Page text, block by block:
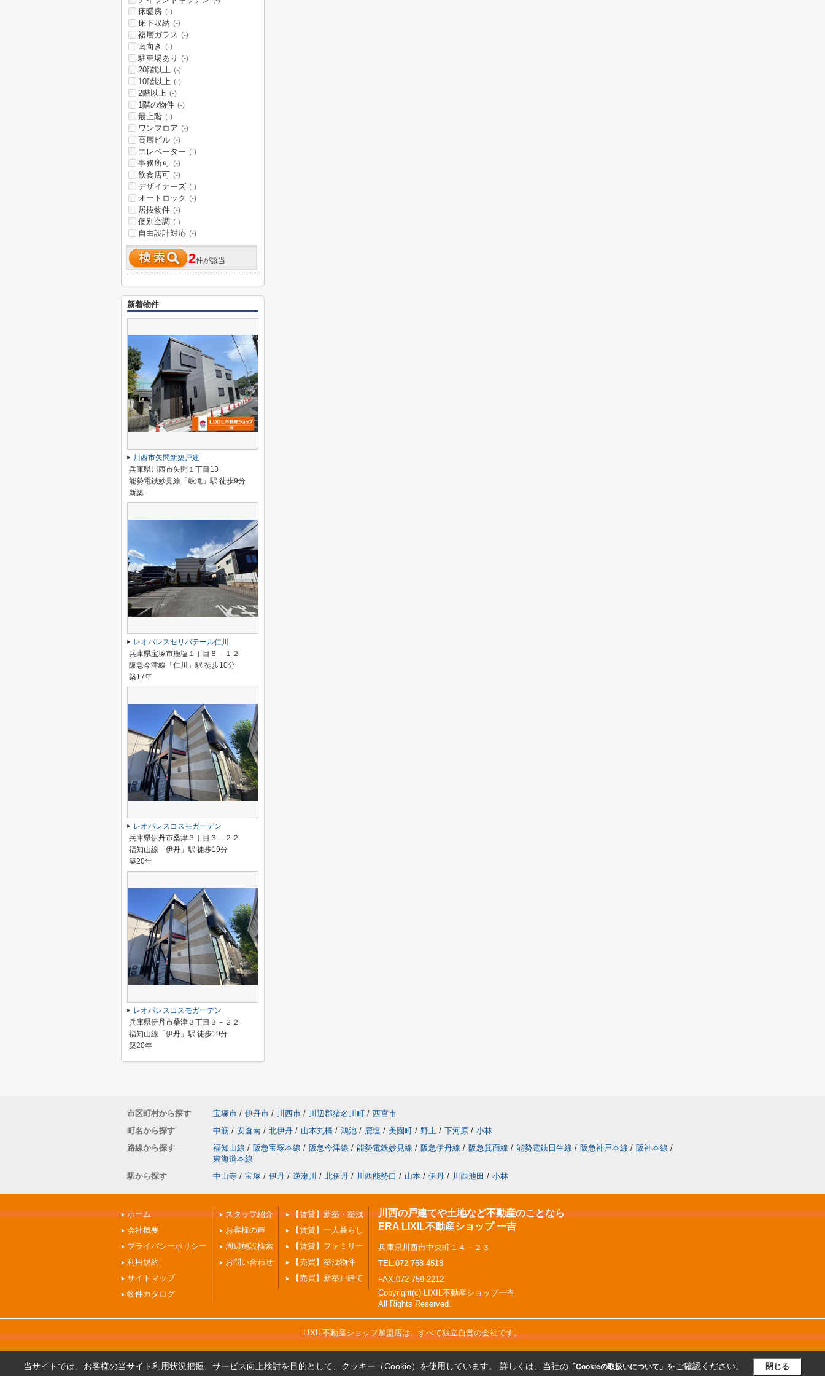
床暖房 (-)
床下収納 (-)
複層ガラス (-)
南向き (-)
駐車場あり (-)
20階以上 (-)
10階以上 (-)
2階以上 (-)
1階の物件 (-)
最上階 (-)
ワンフロア (-)
高層ビル (-)
エレベーター (-)
事務所可 (-)
飲食店可 (-)
デザイナーズ (-)
オートロック (-)
居抜物件 (-)
個別空調 (-)
自由設計対応 (-)
2件が該当
新着物件
川西市矢問新築戸建
兵庫県川西市矢問１丁目13
能勢電鉄妙見線「鼓滝」駅 徒歩9分
新築
レオパレスセリバテール仁川
兵庫県宝塚市鹿塩１丁目８－１２
阪急今津線「仁川」駅 徒歩10分
築17年
レオパレスコスモガーデン
兵庫県伊丹市桑津３丁目３－２２
福知山線「伊丹」駅 徒歩19分
築20年
レオパレスコスモガーデン
兵庫県伊丹市桑津３丁目３－２２
福知山線「伊丹」駅 徒歩19分
築20年
市区町村から探す 宝塚市 / 伊丹市 / 川西市 / 川辺郡猪名川町 / 西宮市
町名から探す
中筋 / 安倉南 / 北伊丹 / 山本丸橋 / 鴻池 / 鹿塩 / 美園町 / 野上 / 下河原 / 小林
路線から探す
福知山線 / 阪急宝塚本線 / 阪急今津線 / 能勢電鉄妙見線 / 阪急伊丹線 / 阪急箕面線 / 能勢電鉄日生線 / 阪急神戸本線 / 阪神本線 /
東海道本線
駅から探す
中山寺 / 宝塚 / 伊丹 / 逆瀬川 / 北伊丹 / 川西能勢口 / 山本 / 伊丹 / 川西池田 / 小林
ホーム
会社概要
プライバシーポリシー
利用規約
サイトマップ
物件カタログ
スタッフ紹介
お客様の声
周辺施設検索
お問い合わせ
【賃貸】新築・築浅
【賃貸】一人暮らし
【賃貸】ファミリー
【売買】築浅物件
【売買】新築戸建て
川西の戸建てや土地など不動産のことなら
ERA LIXIL不動産ショップ 一吉
兵庫県川西市中央町１４－２３
TEL:072-758-4518
FAX:072-759-2212
Copyright(c) LIXIL不動産ショップ一吉
All Rights Reserved.
LIXIL不動産ショップ加盟店は、すべて独立自営の会社です。
当サイトでは、お客様の当サイト利用状況把握、サービス向上検討を目的として、クッキー（Cookie）を使用しています。 詳しくは、当社の「Cookieの取扱いについて」 をご確認ください。 閉じる